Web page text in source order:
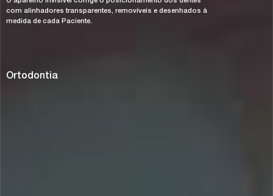
com alinhadores transparentes, removíveis e desenhados à
medida de cada Paciente.
Ortodontia